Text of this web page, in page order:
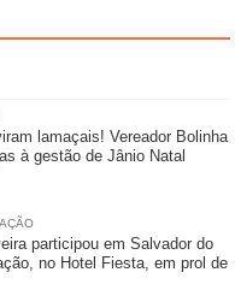
lamaçais! Vereador Bolinha
à gestão de Jânio Natal
participou em Salvador do
no Hotel Fiesta, em prol de